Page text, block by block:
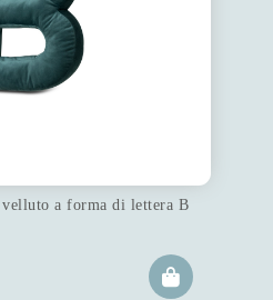
a forma di lettera B